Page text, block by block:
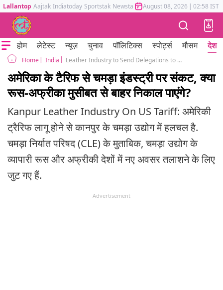
Lallantop Aajtak Indiatoday Sportstak Newstak Mumbai Tak Astrotak
August 08, 2026 | 02:58 IST
होम लेटेस्ट न्यूज़ चुनाव पॉलिटिक्स स्पोर्ट्स मौसम देश
Home India Leather Industry to Send Delegations to Russia to Cope with US Tariff Shock
अमेरिका के टैरिफ से चमड़ा इंडस्ट्री पर संकट, क्या
रूस-अफ्रीका मुसीबत से बाहर निकाल पाएंगे?
Kanpur Leather Industry On US Tariff: अमेरिकी
ट्रैरिफ लागू होने से कानपुर के चमड़ा उद्योग में हलचल है.
चमड़ा निर्यात परिषद (CLE) के मुताबिक, चमड़ा उद्योग के
व्यापारी रूस और अफ्रीकी देशों में नए अवसर तलाशने के लिए
जुट गए हैं.
Advertisement